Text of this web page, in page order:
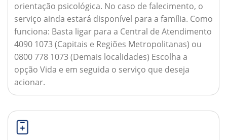
orientação psicológica. No caso de falecimento, o
serviço ainda estará disponível para a família. Como
funciona: Basta ligar para a Central de Atendimento
4090 1073 (Capitais e Regiões Metropolitanas) ou
0800 778 1073 (Demais localidades) Escolha a
opção Vida e em seguida o serviço que deseja
acionar.